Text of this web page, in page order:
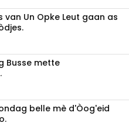
van Un Opke Leut gaan as
Busse mette
belle mè d'Òog'eid